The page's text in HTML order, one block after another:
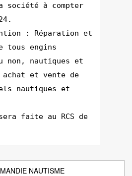
société à compter
: Réparation et
tous engins
non, nautiques et
et vente de
nautiques et
faite au RCS de
NAUTISME